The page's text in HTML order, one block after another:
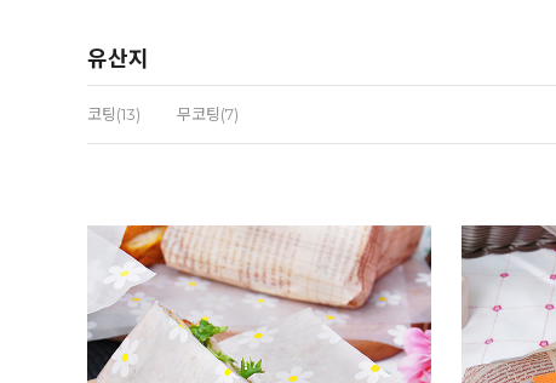
유산지
코팅(13) 무코팅(7)